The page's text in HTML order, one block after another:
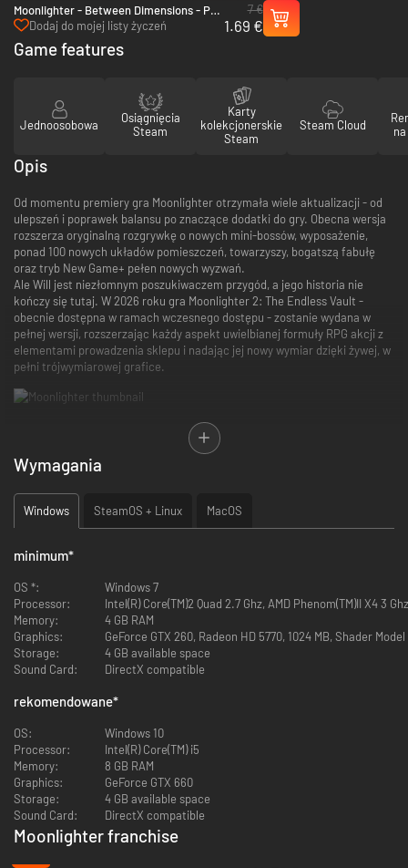
Moonlighter - Between Dimensions - PC
& Mac (Steam)
Dodaj do mojej listy życzeń
7 €
1.69 €
Game features
Jednoosobowa
Osiągnięcia
Steam
Karty
kolekcjonerskie
Steam
Steam Cloud
Opis
Od momentu premiery gra Moonlighter otrzymała wiele aktualizacji - od
ulepszeń i poprawek balansu po znaczące dodatki do gry. Obecna wersja
rozszerza oryginalną rozgrywkę o nowych mini-bossów, wyposażenie,
ponad 100 nowych układów pomieszczeń, towarzyszy, bogatszą fabułę
oraz tryb New Game+ pełen nowych wyzwań.
Ale Will jest niezłomnym poszukiwaczem przygód, a jego historia nie
kończy się tutaj. W 2026 roku gra Moonlighter 2: The Endless Vault -
obecnie dostępna w ramach wczesnego dostępu - zostanie wydana w
pełnej wersji, rozszerzając każdy aspekt uwielbianej formuły RPG akcji z
elementami prowadzenia sklepu i nadając jej nowy wymiar dzięki żywej, w
pełni trójwymiarowej grafice.
Dawno temu, podczas prac archeologicznych, odkryto szereg
tajemniczych wrót. Ludzie szybko zrozumieli, że prowadzą one do innych
światów i wymiarów. Niebawem powstała tam również niewielka,
kupiecka wioska o nazwie Rynoka - a jej głównym przeznaczeniem stało
się zaopatrywanie poszukiwaczy przygód, dla których brawura i obietnica
bogactwa były silniejsze niż zdrowy rozsądek...
Moonlighter to RPG akcji z elementami rogue-lite. Wciel się w postać
sprzedaż, ustalaj ich ceny, zarządzaj zapasami złota, zatrudniaj
pomocników i ulepszaj swój sklep!Bądź jednak ostrożny - w wiosce kręcą
się podejrzani osobnicy, którzy mogą chcieć położyć swoje lepkie palce na
Twoich towarach!
WALCZ STYLOWO
Wymagania
Windows SteamOS + Linux MacOS
minimum*
OS *:
Windows 7
Processor:
Intel(R) Core(TM)2 Quad 2.7 Ghz, AMD Phenom(TM)II X4 3 Ghz
Memory:
4 GB RAM
Graphics:
GeForce GTX 260, Radeon HD 5770, 1024 MB, Shader
Storage:
4 GB available space
Sound Card:
DirectX compatible
rekomendowane*
OS:
Windows 10
Processor:
Intel(R) Core(TM) i5
Memory:
8 GB RAM
Graphics:
GeForce GTX 660
Storage:
4 GB available space
Sound Card:
DirectX compatible
Moonlighter franchise